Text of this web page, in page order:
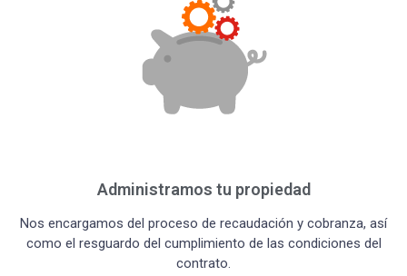
Administramos tu propiedad
Nos encargamos del proceso de recaudación y cobranza, así
como el resguardo del cumplimiento de las condiciones del
contrato.